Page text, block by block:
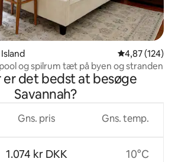
4,87 ud af 5 i
4,87 (124)
og spilrum tæt på byen og stranden
er det bedst at besøge
Savannah?
Gns. pris
1.074 kr DKK
Gns. temp.
10°C